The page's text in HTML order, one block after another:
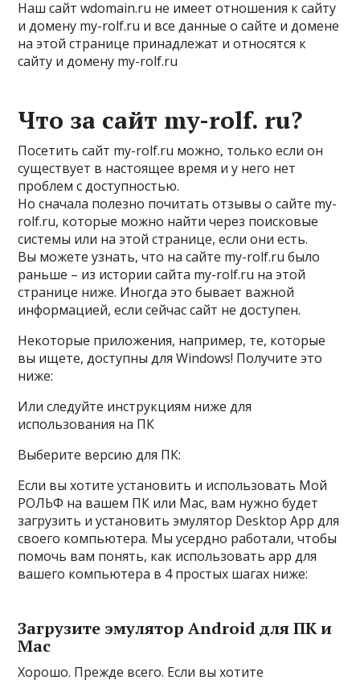
Наш сайт wdomain.ru не имеет отношения к сайту
и домену my-rolf.ru и все данные о сайте и домене
на этой странице принадлежат и относятся к
сайту и домену my-rolf.ru
Что за сайт my-rolf. ru?
Посетить сайт my-rolf.ru можно, только если он
существует в настоящее время и у него нет
проблем с доступностью.
Но сначала полезно почитать отзывы о сайте my-
rolf.ru, которые можно найти через поисковые
системы или на этой странице, если они есть.
Вы можете узнать, что на сайте my-rolf.ru было
раньше – из истории сайта my-rolf.ru на этой
странице ниже. Иногда это бывает важной
информацией, если сейчас сайт не доступен.
Некоторые приложения, например, те, которые
вы ищете, доступны для Windows! Получите это
ниже:
Или следуйте инструкциям ниже для
использования на ПК
Выберите версию для ПК:
Если вы хотите установить и использовать Мой
РОЛЬФ на вашем ПК или Mac, вам нужно будет
загрузить и установить эмулятор Desktop App для
своего компьютера. Мы усердно работали, чтобы
помочь вам понять, как использовать app для
вашего компьютера в 4 простых шагах ниже:
Загрузите эмулятор Android для ПК и
Mac
Хорошо. Прежде всего. Если вы хотите